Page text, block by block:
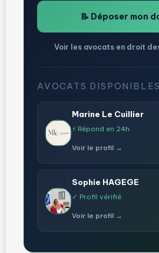
📝 Déposer mon
Voir les avocats en droit
AVOCATS DISPONIBLES
Marine Le Cuillier
⚡ Répond en 24h
Voir le profil →
Sophie HAGEGE
✓ Profil vérifié
Voir le profil →